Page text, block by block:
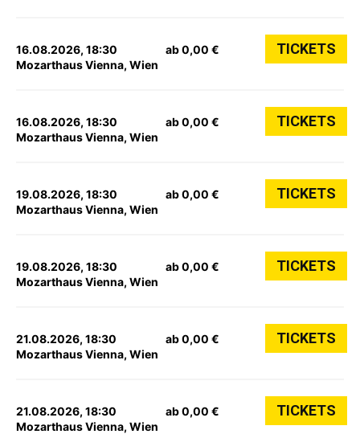
16.08.2026, 18:30
Mozarthaus Vienna, Wien
ab 0,00 € TICKETS
16.08.2026, 18:30
Mozarthaus Vienna, Wien
ab 0,00 € TICKETS
19.08.2026, 18:30
Mozarthaus Vienna, Wien
ab 0,00 € TICKETS
19.08.2026, 18:30
Mozarthaus Vienna, Wien
ab 0,00 € TICKETS
21.08.2026, 18:30
Mozarthaus Vienna, Wien
ab 0,00 € TICKETS
21.08.2026, 18:30
Mozarthaus Vienna, Wien
ab 0,00 € TICKETS